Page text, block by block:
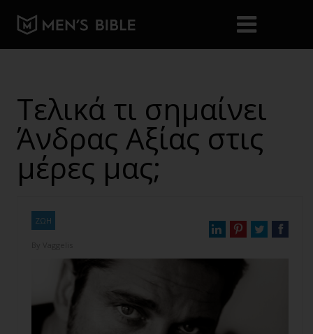
Τελικά τι σημαίνει
Άνδρας Αξίας στις
μέρες μας;
ΖΩΗ